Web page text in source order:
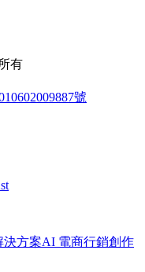
有
號
決方案AI 電商行銷創作